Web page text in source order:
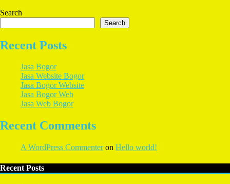
Search
Search
Recent Posts
Jasa Bogor
Jasa Website Bogor
Jasa Bogor Website
Jasa Bogor Web
Jasa Web Bogor
Recent Comments
A WordPress Commenteron Hello world!
Recent Posts